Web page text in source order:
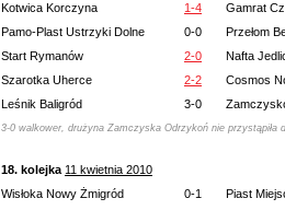
Kotwica Korczyna
1-4
Gamrat
Pamo-Plast Ustrzyki Dolne
0-0
Przełom
Start Rymanów
2-0
Nafta
Szarotka Uherce
2-2
Cosmos
Leśnik Baligród
3-0
3-0 walkower, drużyna Zamczyska Odrzykoń nie
18. kolejka 11 kwietnia 2010
Wisłoka Nowy Żmigród
0-1
Piast